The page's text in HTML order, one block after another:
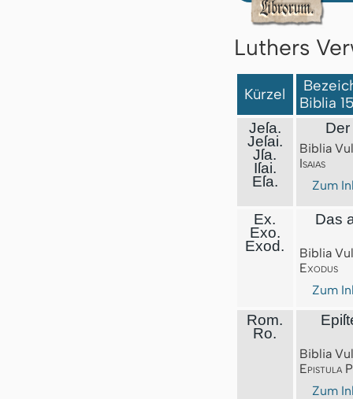
Luthers
Kürzel
Biblia
Jeſa.
Jeſai.
Jſa.
Iſai.
Eſa.
Der
Biblia
Isaias
Zum
Ex.
Exo.
Exod.
Das
Biblia
Exodus
Zum
Rom.
Ro.
Biblia
Epistula
Zum